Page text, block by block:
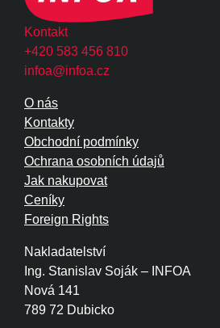
Kontakt
+420 583 456 810
infoa@infoa.cz
Nakladatelství
Ing. Stanislav Soják – INFOA
Nová 141
789 72 Dubicko
O nás
Kontakty
Obchodní podmínky
Ochrana osobních údajů
Jak nakupovat
Ceníky
Foreign Rights